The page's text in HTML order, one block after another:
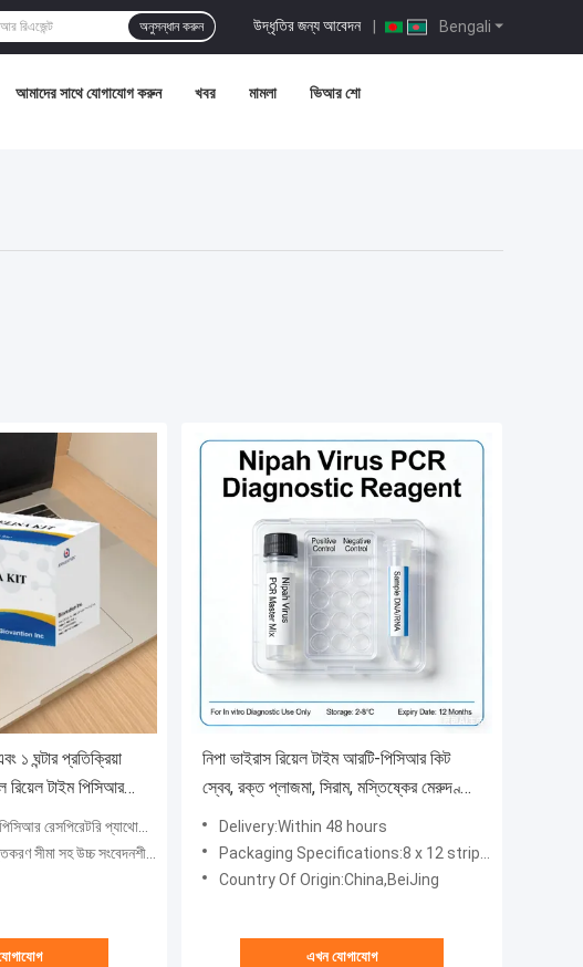
Bengali
উদ্ধৃতির জন্য আবেদন |
অনুসন্ধান করুন
আমাদের সাথে যোগাযোগ করুন খবর মামলা ভিআর শো
১ ঘন্টার প্রতিক্রিয়া
রিয়েল টাইম পিসিআর
সিস্টেম
প্যাথোজেন ডিটেকশন সিস্টেম
সীমা সহ উচ্চ সংবেদনশীলতা
নিপা ভাইরাস রিয়েল টাইম আরটি-পিসিআর কিট
স্বেব, রক্ত প্লাজমা, সিরাম, মস্তিষ্কের মেরুদণ্ডীয়
তরলDelivery:Within 48 hours
Packaging Specifications:8 x 12 strips, 96 wells
Country Of Origin:China,BeiJing
এখন যোগাযোগ